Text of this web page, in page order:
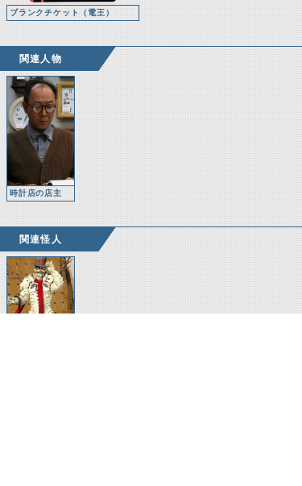
ブランクチケット（電王）
関連人物
時計店の店主
関連怪人